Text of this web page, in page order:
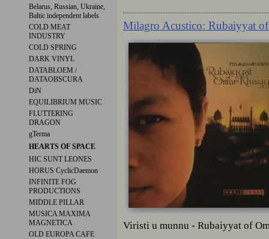
Belarus, Russian, Ukraine,
Baltic independent labels
COLD MEAT
INDUSTRY
COLD SPRING
DARK VINYL
DATABLOEM /
DATAOBSCURA
DiN
EQUILIBRIUM MUSIC
FLUTTERING
DRAGON
gTerma
HEARTS OF SPACE
HIC SUNT LEONES
HORUS CyclicDaemon
INFINITE FOG
PRODUCTIONS
MIDDLE PILLAR
MUSICA MAXIMA
MAGNETICA
OLD EUROPA CAFE
Milagro Acustico: Rubaiyyat
Viristi u munnu - Rubaiyyat of